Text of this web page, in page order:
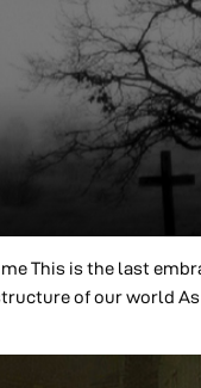
This is the last
of our world
lovely singing I
you My soul is now